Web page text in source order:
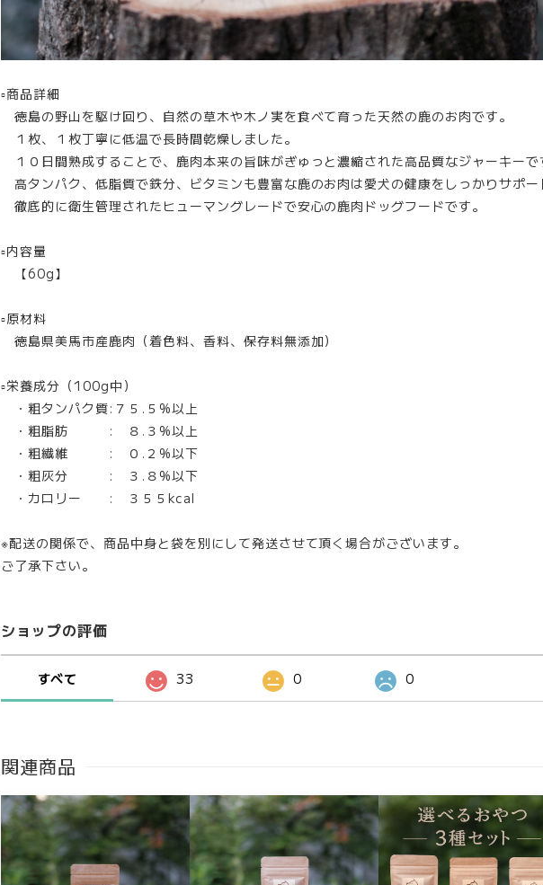
▫︎商品詳細
徳島の野山を駆け回り、自然の草木や木ノ実を食べて育った天然の鹿のお肉です。
１枚、１枚丁寧に低温で長時間乾燥しました。
１０日間熟成することで、鹿肉本来の旨味がぎゅっと濃縮された高品質なジャーキーで
高タンパク、低脂質で鉄分、ビタミンも豊富な鹿のお肉は愛犬の健康をしっかりサポー
徹底的に衛生管理されたヒューマングレードで安心の鹿肉ドッグフードです。
▫︎内容量
【60g】
▫︎原材料
徳島県美馬市産鹿肉（着色料、香料、保存料無添加）
▫︎栄養成分（100g中）
・粗タンパク質:７５.５%以上
・粗脂肪 : ８.３%以上
・粗繊維 : ０.２%以下
・粗灰分 : ３.８%以下
・カロリー : ３５５kcal
※配送の関係で、商品中身と袋を別にして発送させて頂く場合がございます。
ご了承下さい。
ショップの評価
すべて 33 0 0
関連商品